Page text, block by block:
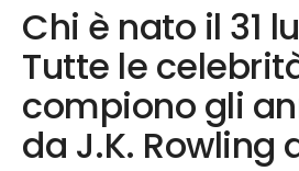
Chi è nato il 31
Tutte le
compiono gli
da J.K. Rowling